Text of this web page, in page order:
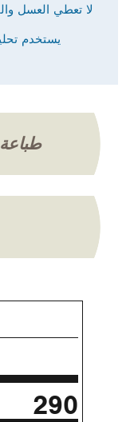
لا تعطي العسل
290